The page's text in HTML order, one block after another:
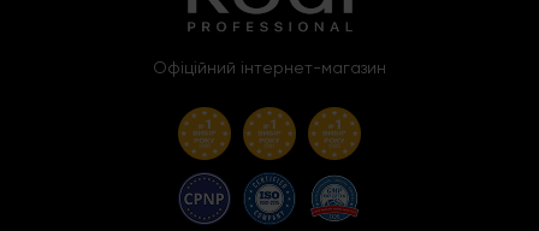
Офіційний інтернет-магазин